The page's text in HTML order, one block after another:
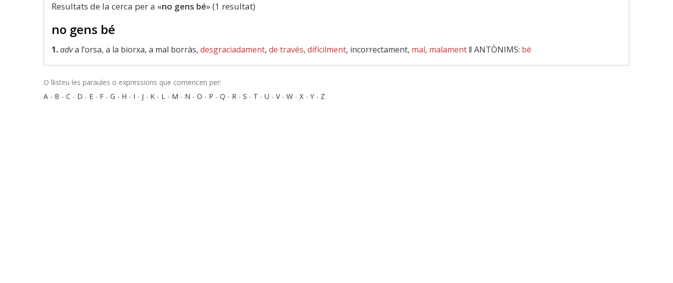
Resultats de la cerca per a «no gens bé» (1 resultat)
no gens bé
1.adva l’orsa, a la biorxa, a mal borràs, desgraciadament, de través, difícilment, incorrectament, mal, malament ‖ ANTÒNIMS: bé
O llisteu les paraules o expressions que comencen per:
A - B - C - D - E - F - G - H - I - J - K - L - M - N - O - P - Q - R - S - T - U - V- W - X - Y - Z